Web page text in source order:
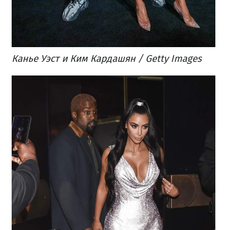
Канье Уэст и Ким Кардашян​ / Getty Images